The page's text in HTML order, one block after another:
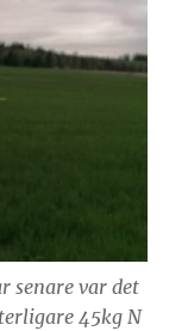
senare var det
45kg N